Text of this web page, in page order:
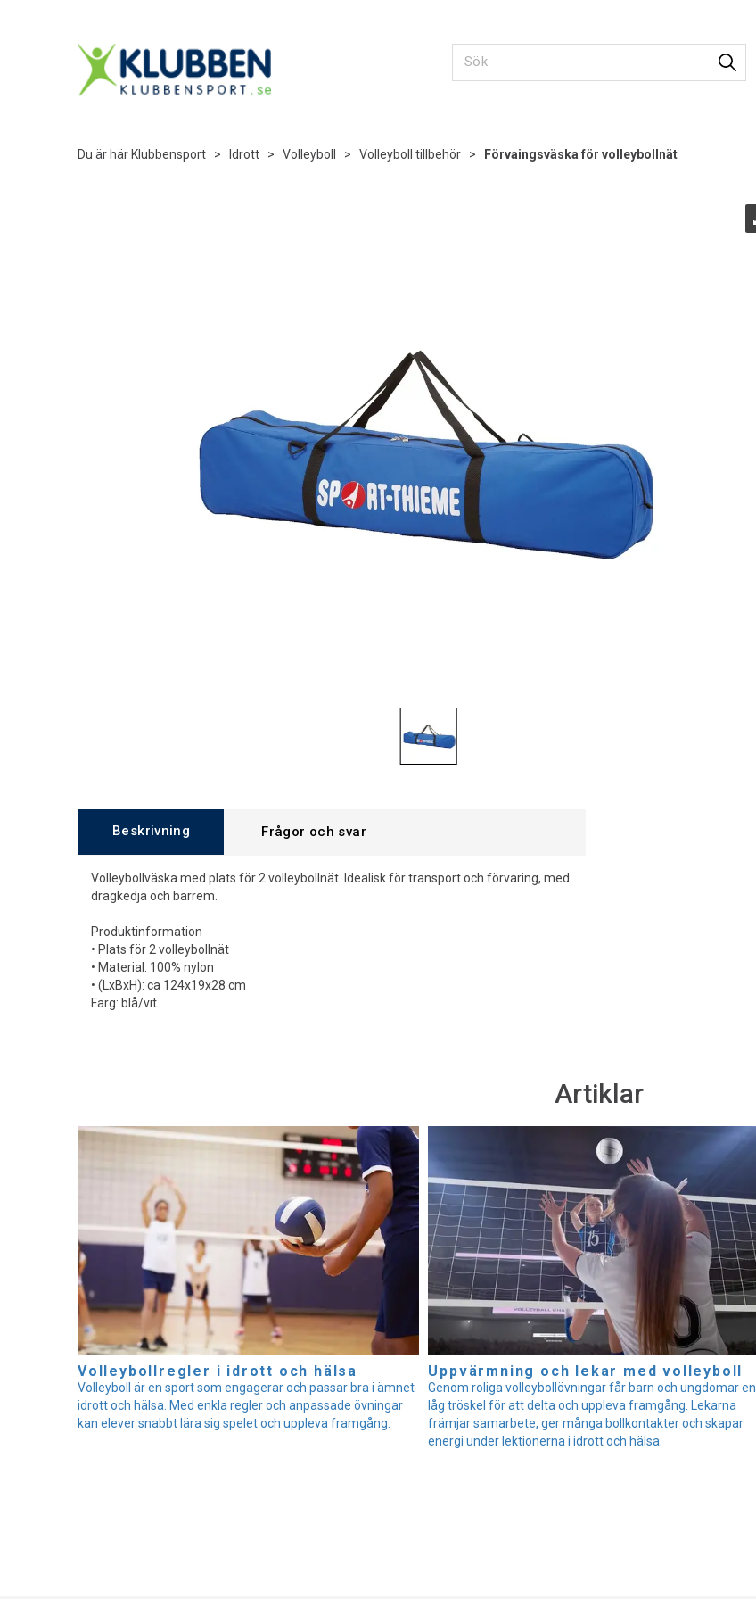
Du är här Klubbensport > Idrott > Volleyboll > Volleyboll tillbehör > Förvaingsväska för volleybollnät
Beskrivning Frågor och svar
Volleybollväska med plats för 2 volleybollnät. Idealisk för transport och förvaring, med
dragkedja och bärrem.
Produktinformation
• Plats för 2 volleybollnät
• Material: 100% nylon
• (LxBxH): ca 124x19x28 cm
Färg: blå/vit
Artiklar
Volleybollregler i idrott och hälsa
Volleyboll är en sport som engagerar och passar bra i ämnet
idrott och hälsa. Med enkla regler och anpassade övningar
kan elever snabbt lära sig spelet och uppleva framgång.
Uppvärmning och lekar med volleyboll
Genom roliga volleybollövningar får barn och ungdomar en
låg tröskel för att delta och uppleva framgång. Lekarna
främjar samarbete, ger många bollkontakter och skapar
energi under lektionerna i idrott och hälsa.